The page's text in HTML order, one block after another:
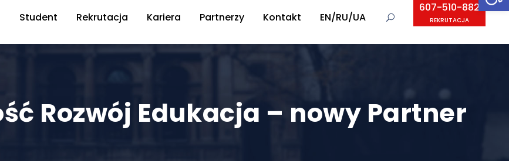
Student Rekrutacja Kariera Partnerzy Kontakt EN/RU/UA
607-510-882
REKRUTACJA
Rozwój Edukacja – nowy Partner